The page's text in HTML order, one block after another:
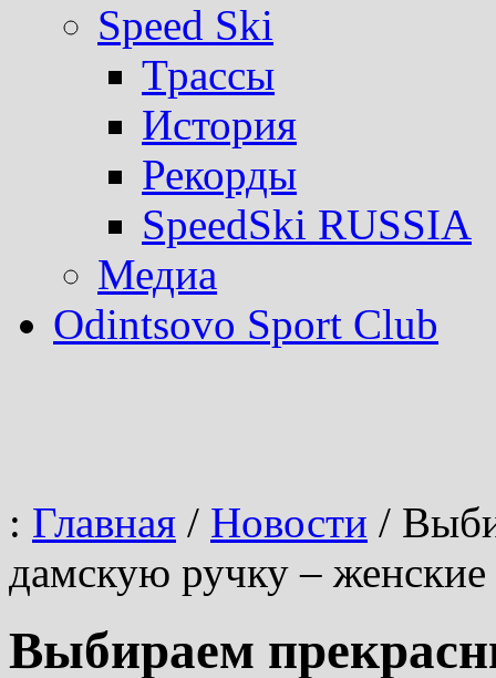
Speed Ski
Трассы
История
Рекорды
SpeedSki RUSSIA
Медиа
Odintsovo Sport Club
: Главная / Новости /
дамскую ручку –
Выбираем